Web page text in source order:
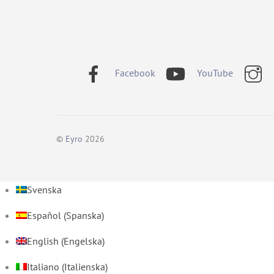
Facebook YouTube
© Eyro 2026
Svenska
Español (Spanska)
English (Engelska)
Italiano (Italienska)